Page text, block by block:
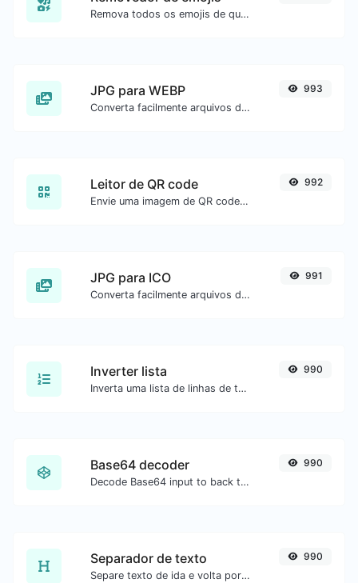
Remova todos os emojis de qualquer texto com facilidade.
JPG para WEBP
Converta facilmente arquivos de imagem JPG para WEBP.
993
Leitor de QR code
Envie uma imagem de QR code e extraia os dados.
992
JPG para ICO
Converta facilmente arquivos de imagem JPG para ICO.
991
Inverter lista
Inverta uma lista de linhas de texto.
990
Base64 decoder
Decode Base64 input to back to string.
990
Separador de texto
Separe texto de ida e volta por novas linhas, vírgulas, pontos etc.
990